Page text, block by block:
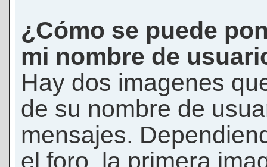
¿Cómo se puede
mi nombre de
Hay dos imagenes
de su nombre de
mensajes.
el foro, la primera